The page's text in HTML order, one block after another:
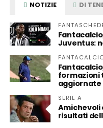
NOTIZIE DI
Juventus:
formazioni
aggiornate
SERIE A
Amichevoli
risultati